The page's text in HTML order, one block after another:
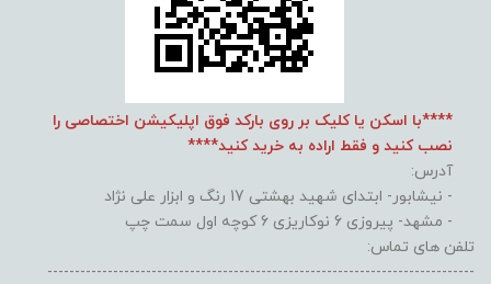
****با اسکن یا کلیک بر روی بارکد فوق اپلیکیشن اختصاصی را
نصب کنید و فقط اراده به خرید کنید****
آدرس:
- نیشابور- ابتدای شهید بهشتی 17 رنگ و ابزار علی نژاد
- مشهد- پیروزی 6 نوکاریزی 6 کوچه اول سمت چپ
تلفن های تماس:
------------------------------------------------------------------------------